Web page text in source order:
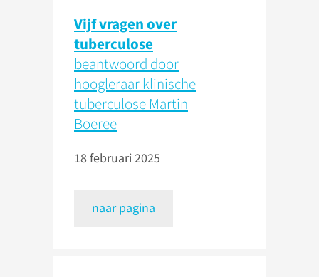
Vijf vragen over
tuberculose
beantwoord door
hoogleraar klinische
tuberculose Martin
Boeree
18 februari 2025
naar pagina